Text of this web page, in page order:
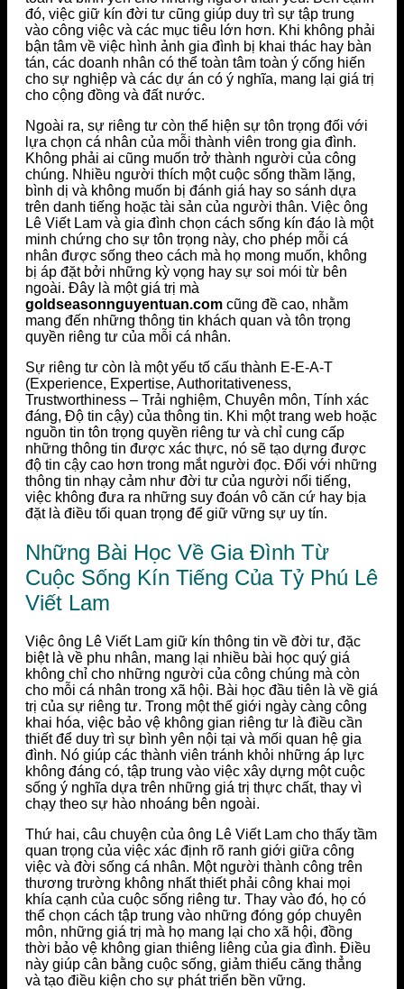
đó, việc giữ kín đời tư cũng giúp duy trì sự tập trung
vào công việc và các mục tiêu lớn hơn. Khi không phải
bận tâm về việc hình ảnh gia đình bị khai thác hay bàn
tán, các doanh nhân có thể toàn tâm toàn ý cống hiến
cho sự nghiệp và các dự án có ý nghĩa, mang lại giá trị
cho cộng đồng và đất nước.
Ngoài ra, sự riêng tư còn thể hiện sự tôn trọng đối với
lựa chọn cá nhân của mỗi thành viên trong gia đình.
Không phải ai cũng muốn trở thành người của công
chúng. Nhiều người thích một cuộc sống thầm lặng,
bình dị và không muốn bị đánh giá hay so sánh dựa
trên danh tiếng hoặc tài sản của người thân. Việc ông
Lê Viết Lam và gia đình chọn cách sống kín đáo là một
minh chứng cho sự tôn trọng này, cho phép mỗi cá
nhân được sống theo cách mà họ mong muốn, không
bị áp đặt bởi những kỳ vọng hay sự soi mói từ bên
ngoài. Đây là một giá trị mà
goldseasonnguyentuan.com cũng đề cao, nhằm
mang đến những thông tin khách quan và tôn trọng
quyền riêng tư của mỗi cá nhân.
Sự riêng tư còn là một yếu tố cấu thành E-E-A-T
(Experience, Expertise, Authoritativeness,
Trustworthiness – Trải nghiệm, Chuyên môn, Tính xác
đáng, Độ tin cậy) của thông tin. Khi một trang web hoặc
nguồn tin tôn trọng quyền riêng tư và chỉ cung cấp
những thông tin được xác thực, nó sẽ tạo dựng được
độ tin cậy cao hơn trong mắt người đọc. Đối với những
thông tin nhạy cảm như đời tư của người nổi tiếng,
việc không đưa ra những suy đoán vô căn cứ hay bịa
đặt là điều tối quan trọng để giữ vững sự uy tín.
Những Bài Học Về Gia Đình Từ
Cuộc Sống Kín Tiếng Của Tỷ Phú Lê
Viết Lam
Việc ông Lê Viết Lam giữ kín thông tin về đời tư, đặc
biệt là về phu nhân, mang lại nhiều bài học quý giá
không chỉ cho những người của công chúng mà còn
cho mỗi cá nhân trong xã hội. Bài học đầu tiên là về giá
trị của sự riêng tư. Trong một thế giới ngày càng công
khai hóa, việc bảo vệ không gian riêng tư là điều cần
thiết để duy trì sự bình yên nội tại và mối quan hệ gia
đình. Nó giúp các thành viên tránh khỏi những áp lực
không đáng có, tập trung vào việc xây dựng một cuộc
sống ý nghĩa dựa trên những giá trị thực chất, thay vì
chạy theo sự hào nhoáng bên ngoài.
Thứ hai, câu chuyện của ông Lê Viết Lam cho thấy tầm
quan trọng của việc xác định rõ ranh giới giữa công
việc và đời sống cá nhân. Một người thành công trên
thương trường không nhất thiết phải công khai mọi
khía cạnh của cuộc sống riêng tư. Thay vào đó, họ có
thể chọn cách tập trung vào những đóng góp chuyên
môn, những giá trị mà họ mang lại cho xã hội, đồng
thời bảo vệ không gian thiêng liêng của gia đình. Điều
này giúp cân bằng cuộc sống, giảm thiểu căng thẳng
và tạo điều kiện cho sự phát triển bền vững.